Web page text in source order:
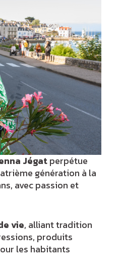
Jégatperpétue
génération à la
avec passion et
vie, alliant tradition
produits
les habitants